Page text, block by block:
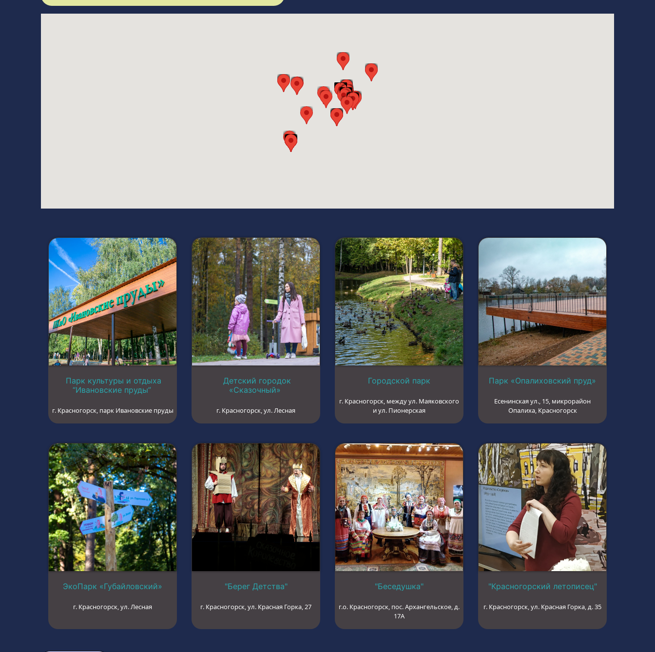
Парк культуры и отдыха
“Ивановские пруды”
г. Красногорск, парк Ивановские пруды
Детский городок
«Сказочный»
г. Красногорск, ул. Лесная
Городской парк
г. Красногорск, между ул. Маяковского
и ул. Пионерская
Парк «Опалиховский пруд»
Есенинская ул., 15, микрорайон
Опалиха, Красногорск
ЭкоПарк «Губайловский»
г. Красногорск, ул. Лесная
"Берег Детства"
г. Красногорск, ул. Красная Горка, 27
"Беседушка"
г.о. Красногорск, пос. Архангельское, д.
17А
"Красногорский летописец"
г. Красногорск, ул. Красная Горка, д. 35